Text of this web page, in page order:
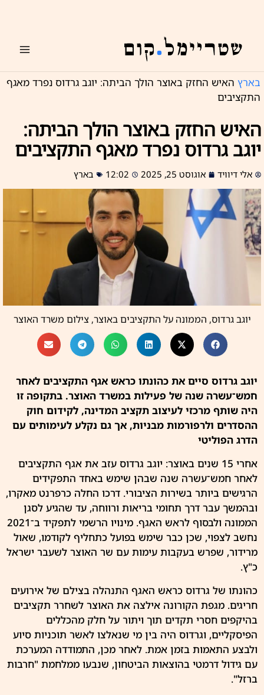
בארץ האיש החזק באוצר הולך הביתה: יוגב גרדוס נפרד מאגף
התקציבים
האיש החזק באוצר הולך הביתה:
יוגב גרדוס נפרד מאגף התקציבים
אלי דיוויד אוגוסט 25, 2025 12:02 בארץ
יוגב גרדוס, הממונה על התקציבים באוצר, צילום משרד האוצר
יוגב גרדוס סיים את כהונתו כראש אגף התקציבים לאחר
חמש־עשרה שנה של פעילות במשרד האוצר. בתקופה זו
היה שותף מרכזי לעיצוב תקציב המדינה, לקידום חוק
ההסדרים ולרפורמות מבניות, אך גם נקלע לעימותים עם
הדרג הפוליטי
אחרי 15 שנים
באוצר: יוגב גרדוס עזב את אגף התקציבים
לאחר חמש־עשרה שנה שבהן שימש באחד התפקידים
הרגישים ביותר בשירות הציבורי. דרכו החלה כרפרנט מאקרו,
ובהמשך עבר דרך תחומי בריאות ורווחה, עד שהגיע לסגן
הממונה ולבסוף לראש האגף. מינויו הרשמי לתפקיד ב־2021
נחשב לצפוי, שכן כבר שימש בפועל כתחליף לקודמו, שאול
מרידור, שפרש בעקבות עימות עם שר האוצר לשעבר ישראל
כ"ץ.
כהונתו של גרדוס כראש האגף התנהלה בצילם של אירועים
חריגים. מגפת הקורונה אילצה את האוצר לשחרר תקציבים
בהיקפים חסרי תקדים תוך ויתור על חלק מהכללים
הפיסקליים, וגרדוס היה בין מי שנאלצו לאשר תוכניות סיוע
ולבצע התאמות בזמן אמת. לאחר מכן, התמודדה המערכת
עם גידול דרמטי בהוצאות הביטחון, שנבעו ממלחמת "חרבות
ברזל".